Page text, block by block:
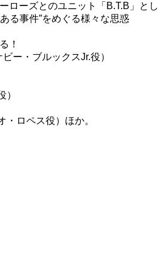
ローズとのユニット「B.T.B」とし
る事件”をめぐる様々な思惑
！
ー・ブルックスJr.役）
）
ロペス役）ほか。